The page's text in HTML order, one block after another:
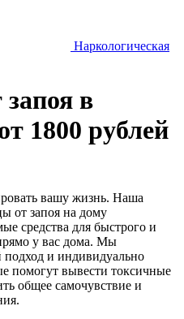
Наркологическая
в
1800 рублей
вашу жизнь. Наша
от запоя на дому
средства для быстрого и
у вас дома. Мы
подход и индивидуально
помогут вывести токсичные
общее самочувствие и